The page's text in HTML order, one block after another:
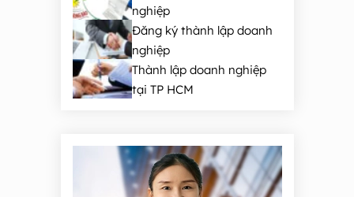
nghiệp
Đăng ký thành lập doanh
nghiệp
Thành lập doanh nghiệp
tại TP HCM